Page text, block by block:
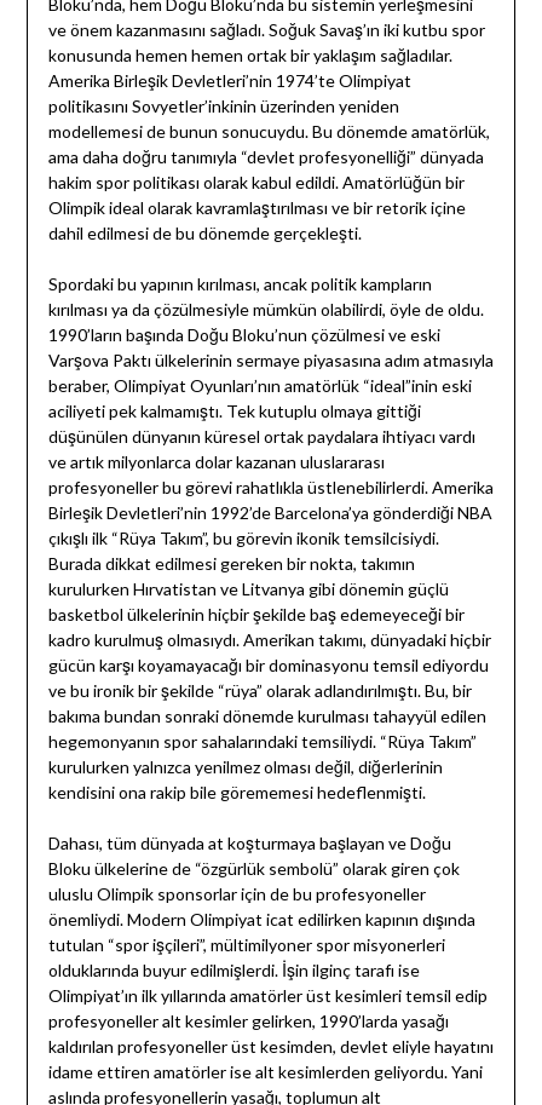
Bloku’nda, hem Doğu Bloku’nda bu sistemin yerleşmesini
ve önem kazanmasını sağladı. Soğuk Savaş’ın iki kutbu spor
konusunda hemen hemen ortak bir yaklaşım sağladılar.
Amerika Birleşik Devletleri’nin 1974’te Olimpiyat
politikasını Sovyetler’inkinin üzerinden yeniden
modellemesi de bunun sonucuydu. Bu dönemde amatörlük,
ama daha doğru tanımıyla “devlet profesyonelliği” dünyada
hakim spor politikası olarak kabul edildi. Amatörlüğün bir
Olimpik ideal olarak kavramlaştırılması ve bir retorik içine
dahil edilmesi de bu dönemde gerçekleşti.
Spordaki bu yapının kırılması, ancak politik kampların
kırılması ya da çözülmesiyle mümkün olabilirdi, öyle de oldu.
1990’ların başında Doğu Bloku’nun çözülmesi ve eski
Varşova Paktı ülkelerinin sermaye piyasasına adım atmasıyla
beraber, Olimpiyat Oyunları’nın amatörlük “ideal”inin eski
aciliyeti pek kalmamıştı. Tek kutuplu olmaya gittiği
düşünülen dünyanın küresel ortak paydalara ihtiyacı vardı
ve artık milyonlarca dolar kazanan uluslararası
profesyoneller bu görevi rahatlıkla üstlenebilirlerdi. Amerika
Birleşik Devletleri’nin 1992’de Barcelona’ya gönderdiği NBA
çıkışlı ilk “Rüya Takım”, bu görevin ikonik temsilcisiydi.
Burada dikkat edilmesi gereken bir nokta, takımın
kurulurken Hırvatistan ve Litvanya gibi dönemin güçlü
basketbol ülkelerinin hiçbir şekilde baş edemeyeceği bir
kadro kurulmuş olmasıydı. Amerikan takımı, dünyadaki hiçbir
gücün karşı koyamayacağı bir dominasyonu temsil ediyordu
ve bu ironik bir şekilde “rüya” olarak adlandırılmıştı. Bu, bir
bakıma bundan sonraki dönemde kurulması tahayyül edilen
hegemonyanın spor sahalarındaki temsiliydi. “Rüya Takım”
kurulurken yalnızca yenilmez olması değil, diğerlerinin
kendisini ona rakip bile görememesi hedeflenmişti.
Dahası, tüm dünyada at koşturmaya başlayan ve Doğu
Bloku ülkelerine de “özgürlük sembolü” olarak giren çok
uluslu Olimpik sponsorlar için de bu profesyoneller
önemliydi. Modern Olimpiyat icat edilirken kapının dışında
tutulan “spor işçileri”, mültimilyoner spor misyonerleri
olduklarında buyur edilmişlerdi. İşin ilginç tarafı ise
Olimpiyat’ın ilk yıllarında amatörler üst kesimleri temsil edip
profesyoneller alt kesimler gelirken, 1990’larda yasağı
kaldırılan profesyoneller üst kesimden, devlet eliyle hayatını
idame ettiren amatörler ise alt kesimlerden geliyordu. Yani
aslında profesyonellerin yasağı, toplumun alt